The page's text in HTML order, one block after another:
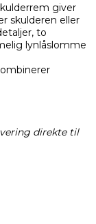
giver
skulderen eller
to
lynlåslomme
direkte til